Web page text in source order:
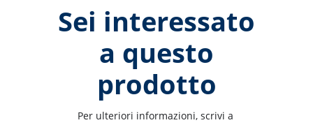
Sei interessato
a questo
prodotto
Per ulteriori informazioni, scrivi a